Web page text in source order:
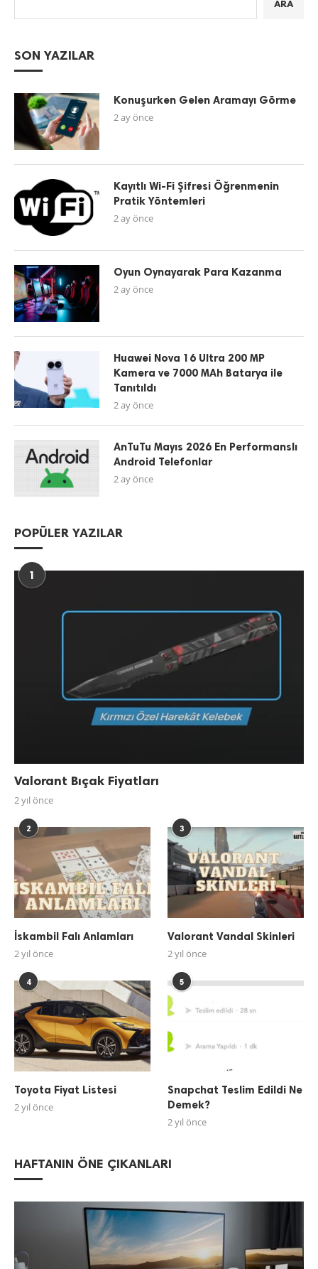
ARA
SON YAZILAR
Konuşurken Gelen Aramayı Görme
2 ay önce
Kayıtlı Wi-Fi Şifresi Öğrenmenin
Pratik Yöntemleri
2 ay önce
Oyun Oynayarak Para Kazanma
2 ay önce
Huawei Nova 16 Ultra 200 MP
Kamera ve 7000 MAh Batarya ile
Tanıtıldı
2 ay önce
AnTuTu Mayıs 2026 En Performanslı
Android Telefonlar
2 ay önce
POPÜLER YAZILAR
1
Valorant Bıçak Fiyatları
2 yıl önce
2
İskambil Falı Anlamları
2 yıl önce
3
Valorant Vandal Skinleri
2 yıl önce
4
Toyota Fiyat Listesi
2 yıl önce
5
Snapchat Teslim Edildi Ne
Demek?
2 yıl önce
HAFTANIN ÖNE ÇIKANLARI